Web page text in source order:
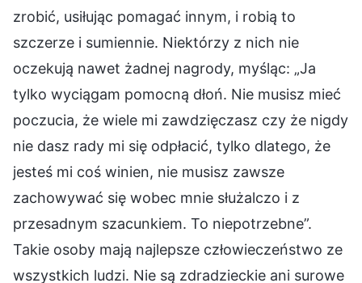
zrobić, usiłując pomagać innym, i robią to
szczerze i sumiennie. Niektórzy z nich nie
oczekują nawet żadnej nagrody, myśląc: „Ja
tylko wyciągam pomocną dłoń. Nie musisz mieć
poczucia, że wiele mi zawdzięczasz czy że nigdy
nie dasz rady mi się odpłacić, tylko dlatego, że
jesteś mi coś winien, nie musisz zawsze
zachowywać się wobec mnie służalczo i z
przesadnym szacunkiem. To niepotrzebne”.
Takie osoby mają najlepsze człowieczeństwo ze
wszystkich ludzi. Nie są zdradzieckie ani surowe